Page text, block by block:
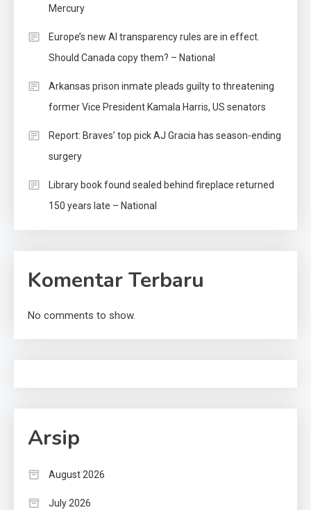
Mercury
Europe’s new AI transparency rules are in effect.
Should Canada copy them? – National
Arkansas prison inmate pleads guilty to threatening
former Vice President Kamala Harris, US senators
Report: Braves’ top pick AJ Gracia has season-ending
surgery
Library book found sealed behind fireplace returned
150 years late – National
Komentar Terbaru
No comments to show.
Arsip
August 2026
July 2026